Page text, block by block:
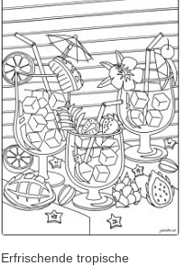
Erfrischende tropische